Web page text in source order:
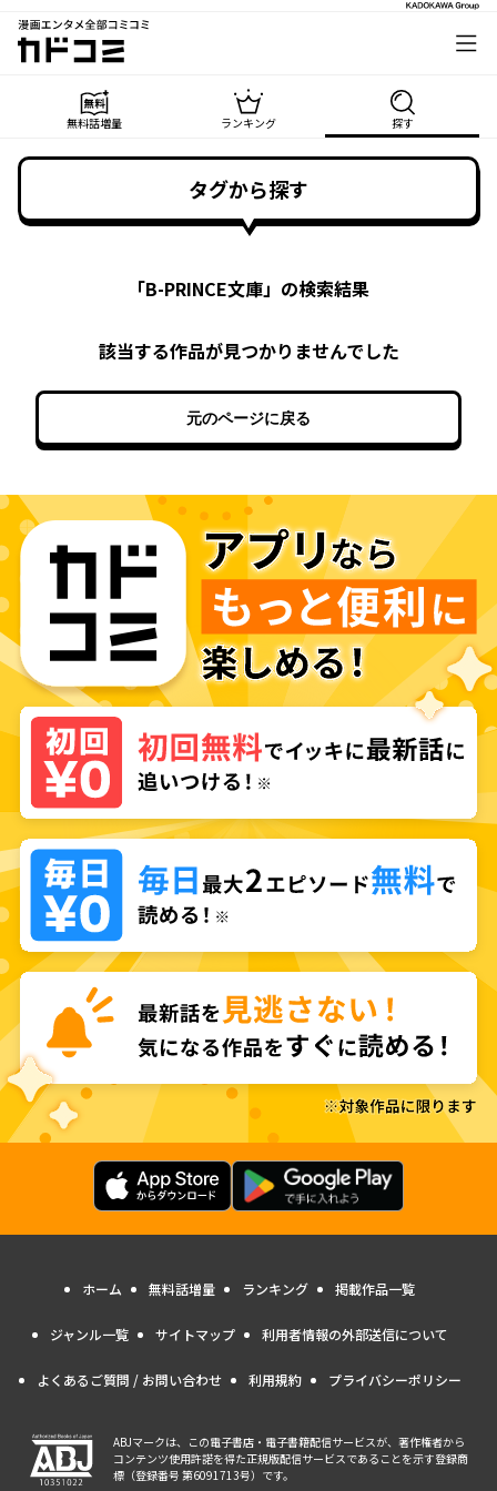
漫画エンタメ全部コミコミ
カドコミ
無料話増量 ランキング 探す
タグから探す
「B-PRINCE文庫」の検索結果
該当する作品が見つかりませんでした
元のページに戻る
ホーム 無料話増量 ランキング 掲載作品一覧
ジャンル一覧 サイトマップ 利用者情報の外部送信について
よくあるご質問 / お問い合わせ 利用規約 プライバシーポリシー
ABJマークは、この電子書店・電子書籍配信サービスが、著作権者から
コンテンツ使用許諾を得た正規版配信サービスであることを示す登録商
標（登録番号 第6091713号）です。